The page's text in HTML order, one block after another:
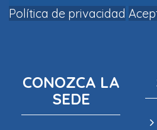
Política de privacidad
CONOZCA LA
SEDE